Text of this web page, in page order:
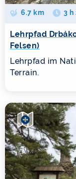
6.7 km 3 h
Lehrpfad
Felsen)
Lehrpfad im
Terrain.